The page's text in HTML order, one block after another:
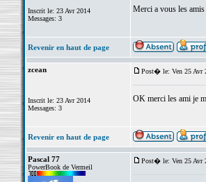
Inscrit le: 23 Avr 2014
Messages: 3
Merci a vous les
Revenir en haut de page
zcean
Inscrit le: 23 Avr 2014
Messages: 3
Post� le: Ven 25 Avr
OK merci les ami je
Revenir en haut de page
Pascal 77
PowerBook de Vermeil
Post� le: Ven 25 Avr